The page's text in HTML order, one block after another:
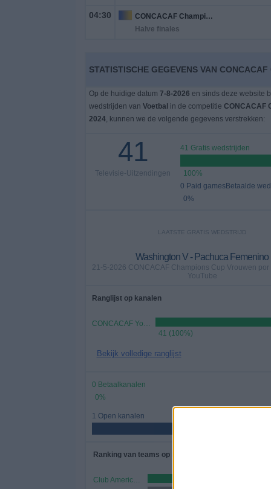
04:30
CONCACAF Champions Cup Vrouwen
Halve finales
STATISTISCHE GEGEVENS VAN
Op de huidige datum 7-8-2026 en sinds deze website
wedstrijden van Voetbal in de competitie CONCACAF
2024, kunnen we de volgende gegevens verstrekken:
41
Televisie-Uitzendingen
41 Gratis wedstrijden
100%
0 Paid gamesBetaalde
0%
LAATSTE GRATIS WEDSTRIJD
Washington V - Pachuca Femenino
21-5-2026 CONCACAF Champions Cup Vrouwen por
YouTube
Ranglijst op kanalen
CONCACAF YouTube
41 (100%)
Bekijk volledige ranglijst
0 Betaalkanalen
0%
1 Open kanalen
Ranking van teams op basis van aantal wedstrijden
Club America V